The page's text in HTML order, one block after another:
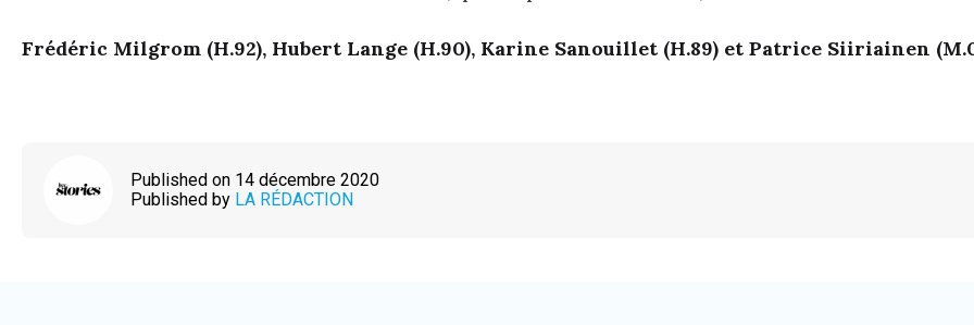
Frédéric Milgrom (H.92), Hubert Lange (H.90), Karine Sanouillet (H.89) et Patrice Siiriainen
Published on 14 décembre 2020
Published by LA RÉDACTION